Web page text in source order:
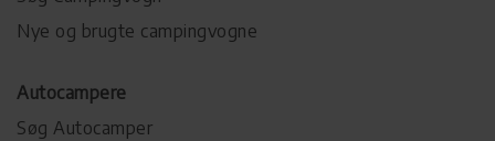
Nye og brugte campingvogne
Autocampere
Søg Autocamper